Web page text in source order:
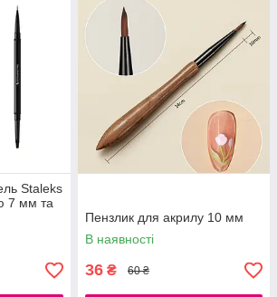
Staleks
7 мм та
Пензлик для акрилу 10 мм
В наявності
36 ₴ 60 ₴